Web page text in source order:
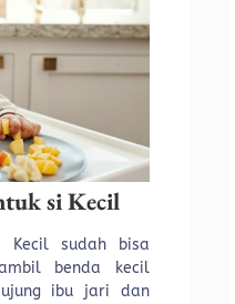
si Kecil
sudah bisa
benda kecil
ujung ibu jari dan